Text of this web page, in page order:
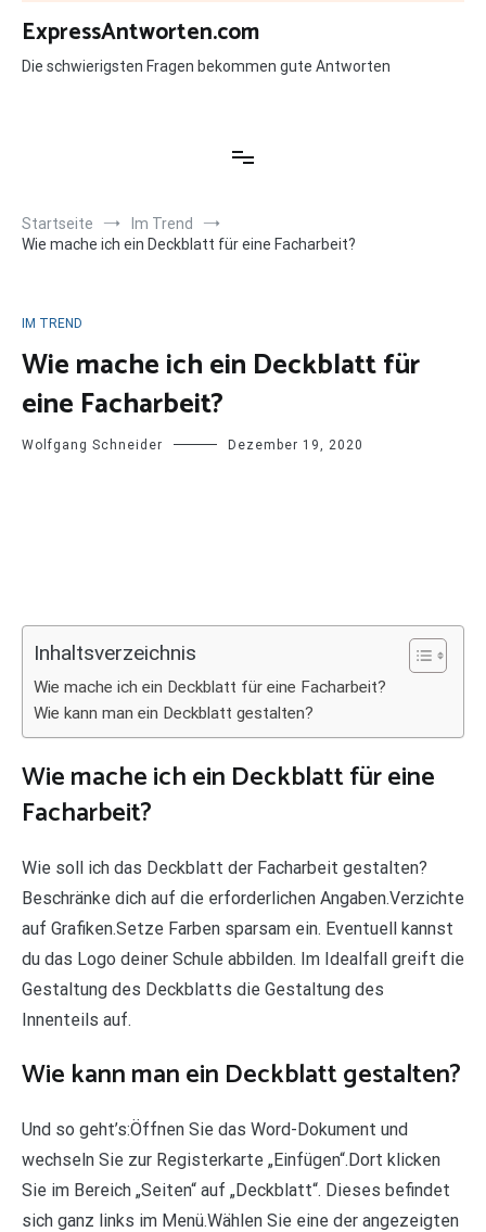
Zum
Inhalt
springen
ExpressAntworten.com
Die schwierigsten Fragen bekommen gute Antworten
Startseite
Im Trend
Wie mache ich ein Deckblatt für eine Facharbeit?
IM TREND
Wie mache ich ein Deckblatt für
eine Facharbeit?
Wolfgang Schneider Dezember 19, 2020
Inhaltsverzeichnis
Wie mache ich ein Deckblatt für eine Facharbeit?
Wie kann man ein Deckblatt gestalten?
Wie mache ich ein Deckblatt für eine
Facharbeit?
Wie soll ich das Deckblatt der Facharbeit gestalten?
Beschränke dich auf die erforderlichen Angaben.Verzichte
auf Grafiken.Setze Farben sparsam ein. Eventuell kannst
du das Logo deiner Schule abbilden. Im Idealfall greift die
Gestaltung des Deckblatts die Gestaltung des
Innenteils auf.
Wie kann man ein Deckblatt gestalten?
Und so geht’s:Öffnen Sie das Word-Dokument und
wechseln Sie zur Registerkarte „Einfügen“.Dort klicken
Sie im Bereich „Seiten“ auf „Deckblatt“. Dieses befindet
sich ganz links im Menü.Wählen Sie eine der angezeigten